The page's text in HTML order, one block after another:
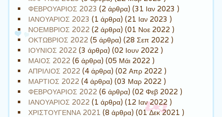
ΦΕΒΡΟΥΑΡΙΟΣ 2023 (2 άρθρα) (31 Ιαν 2023 )
ΙΑΝΟΥΑΡΙΟΣ 2023 (1 άρθρα) (21 Ιαν 2023 )
ΝΟΕΜΒΡΙΟΣ 2022 (2 άρθρα) (01 Νοε 2022 )
ΟΚΤΩΒΡΙΟΣ 2022 (5 άρθρα) (28 Σεπ 2022 )
ΙΟΥΝΙΟΣ 2022 (3 άρθρα) (02 Ιουν 2022 )
ΜΑΙΟΣ 2022 (6 άρθρα) (05 Μάι 2022 )
ΑΠΡΙΛΙΟΣ 2022 (4 άρθρα) (02 Απρ 2022 )
ΜΑΡΤΙΟΣ 2022 (4 άρθρα) (03 Μαρ 2022 )
ΦΕΒΡΟΥΑΡΙΟΣ 2022 (6 άρθρα) (02 Φεβ 2022 )
ΙΑΝΟΥΑΡΙΟΣ 2022 (1 άρθρα) (12 Ιαν 2022 )
ΧΡΙΣΤΟΥΓΕΝΝΑ 2021 (8 άρθρα) (01 Δεκ 2021 )